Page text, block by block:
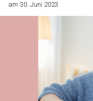
am 30. Juni 2023